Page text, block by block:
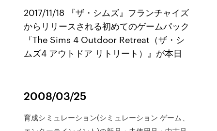
2017/11/18 『ザ・シムズ』フランチャイズ
からリリースされる初めてのゲームパック
『The Sims 4 Outdoor Retreat（ザ・シ
ムズ4 アウトドア リトリート）』が本日
2008/03/25
育成シミュレーション(シミュレーション ゲーム、